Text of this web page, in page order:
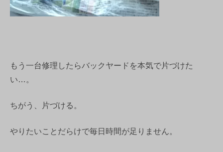
もう一台修理したらバックヤードを本気で片づけた
い…。
ちがう、片づける。
やりたいことだらけで毎日時間が足りません。